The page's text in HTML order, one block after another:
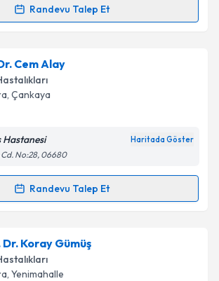
işlenmesini kabul ediyorum.
Randevu Talep Et
Takvimi Talebi
Ersoy için randevu takvimi talebi
bu uzmandan randevu almanız için bir
e-posta ile bilgilendireceğiz.
verilerimin işlenmesine ilişkin
okudum ve kişisel verilerimin belirtilen
Takvim Talebini Gönder
Cem Alay
, Çankaya
Hastanesi Haritada Göster
Cd. No:28, 06680
Randevu Talep Et
Takvimi Talebi
Alayiçin randevu takvimi talebi
bu uzmandan randevu almanız için bir
e-posta ile bilgilendireceğiz.
Koray Gümüş
, Yenimahalle